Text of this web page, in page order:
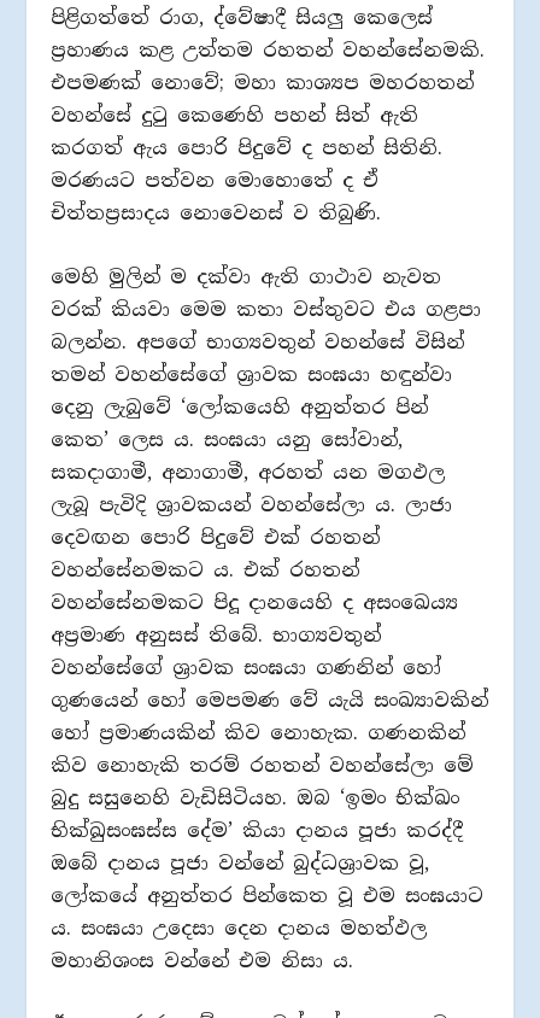
පිළිගත්තේ රාග, ද්වේෂාදී සියලු කෙලෙස්
ප්‍රහාණය කළ උත්තම රහතන් වහන්සේනමකි.
එපමණක් නොවේ; මහා කාශ්‍යප මහරහතන්
වහන්සේ දුටු කෙණෙහි පහන් සිත් ඇති
කරගත් ඇය පොරි පිදුවේ ද පහන් සිතිනි.
මරණයට පත්වන මොහොතේ ද ඒ
චිත්තප්‍රසාදය නොවෙනස් ව තිබුණි.
මෙහි මුලින් ම දක්වා ඇති ගාථාව නැවත
වරක් කියවා මෙම කතා වස්තුවට එය ගළපා
බලන්න. අපගේ භාග්‍යවතුන් වහන්සේ විසින්
තමන් වහන්සේගේ ශ්‍රාවක සංඝයා හඳුන්වා
දෙනු ලැබුවේ ‘ලෝකයෙහි අනුත්තර පින්
කෙත’ ලෙස ය. සංඝයා යනු සෝවාන්,
සකදාගාමී, අනාගාමී, අරහත් යන මගඵල
ලැබූ පැවිදි ශ්‍රාවකයන් වහන්සේලා ය. ලාජා
දෙවඟන පොරි පිදුවේ එක් රහතන්
වහන්සේනමකට ය. එක් රහතන්
වහන්සේනමකට පිදූ දානයෙහි ද අසංඛෙය්‍ය
අප්‍රමාණ අනුසස් තිබේ. භාග්‍යවතුන්
වහන්සේගේ ශ්‍රාවක සංඝයා ගණනින් හෝ
ගුණයෙන් හෝ මෙපමණ වේ යැයි සංඛ්‍යාවකින්
හෝ ප්‍රමාණයකින් කිව නොහැක. ගණනකින්
කිව නොහැකි තරම් රහතන් වහන්සේලා මේ
බුදු සසුනෙහි වැඩිසිටියහ. ඔබ ‘ඉමං භික්ඛං
භික්ඛුසංඝස්ස දේම’ කියා දානය පූජා කරද්දී
ඔබේ දානය පූජා වන්නේ බුද්ධශ්‍රාවක වූ,
ලෝකයේ අනුත්තර පින්කෙත වූ එම සංඝයාට
ය. සංඝයා උදෙසා දෙන දානය මහත්ඵල
මහානිශංස වන්නේ එම නිසා ය.